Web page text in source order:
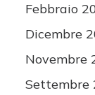
Febbraio
Dicembre
Novembre
Settembre